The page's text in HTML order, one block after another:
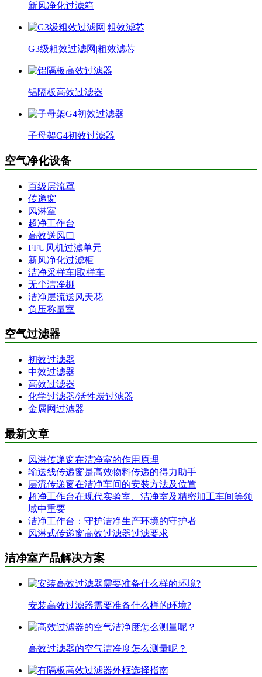
新风净化过滤箱
G3级粗效过滤网|粗效滤芯
铝隔板高效过滤器
子母架G4初效过滤器
空气净化设备
百级层流罩
传递窗
风淋室
超净工作台
高效送风口
FFU风机过滤单元
新风净化过滤柜
洁净采样车|取样车
无尘洁净棚
洁净层流送风天花
负压称量室
空气过滤器
初效过滤器
中效过滤器
高效过滤器
化学过滤器/活性炭过滤器
金属网过滤器
最新文章
风淋传递窗在洁净室的作用原理
输送线传递窗是高效物料传递的得力助手
层流传递窗在洁净车间的安装方法及位置
超净工作台在现代实验室、洁净室及精密加工车间等领
域中重要
洁净工作台：守护洁净生产环境的守护者
风淋式传递窗高效过滤器过滤要求
洁净室产品解决方案
安装高效过滤器需要准备什么样的环境?
高效过滤器的空气洁净度怎么测量呢？